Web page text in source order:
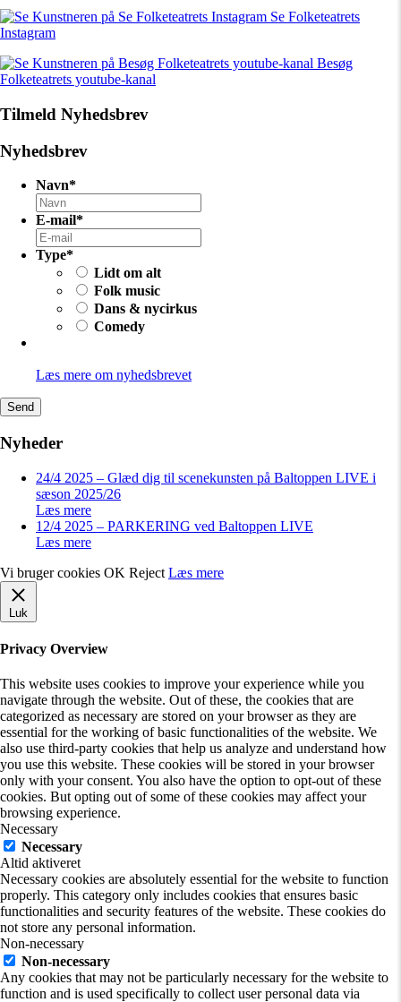
Se Folketeatrets
Instagram
Besøg
Folketeatrets youtube-kanal
Tilmeld Nyhedsbrev
Nyhedsbrev
Navn*
E-mail*
Type*
Lidt om alt
Folk music
Dans & nycirkus
Comedy
Læs mere om nyhedsbrevet
Nyheder
24/4 2025 – Glæd dig til scenekunsten på Baltoppen LIVE i
sæson 2025/26
Læs mere
12/4 2025 – PARKERING ved Baltoppen LIVE
Læs mere
Vi bruger cookies OK Reject Læs mere
Luk
Privacy Overview
This website uses cookies to improve your experience while you
navigate through the website. Out of these, the cookies that are
categorized as necessary are stored on your browser as they are
essential for the working of basic functionalities of the website. We
also use third-party cookies that help us analyze and understand how
you use this website. These cookies will be stored in your browser
only with your consent. You also have the option to opt-out of these
cookies. But opting out of some of these cookies may affect your
browsing experience.
Necessary
Necessary
Altid aktiveret
Necessary cookies are absolutely essential for the website to function
properly. This category only includes cookies that ensures basic
functionalities and security features of the website. These cookies do
not store any personal information.
Non-necessary
Non-necessary
Any cookies that may not be particularly necessary for the website to
function and is used specifically to collect user personal data via